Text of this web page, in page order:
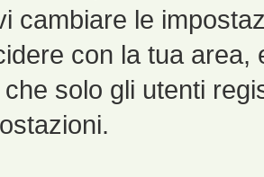
cambiare le
con la tua area,
solo gli utenti